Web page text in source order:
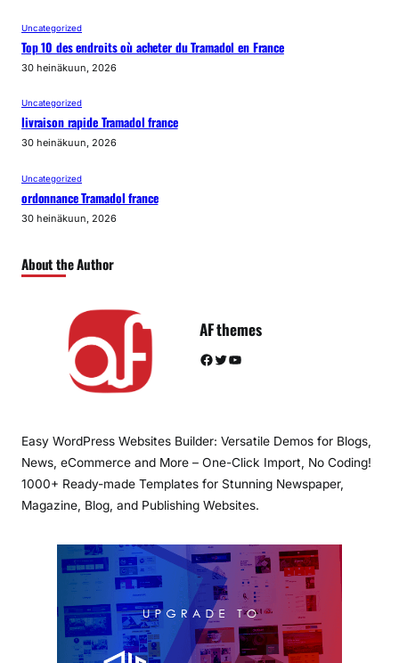
Uncategorized
Top 10 des endroits où acheter du Tramadol en France
30 heinäkuun, 2026
Uncategorized
livraison rapide Tramadol france
30 heinäkuun, 2026
Uncategorized
ordonnance Tramadol france
30 heinäkuun, 2026
About the Author
AF themes
Facebook Twitter YouTube
Easy WordPress Websites Builder: Versatile Demos for Blogs,
News, eCommerce and More – One-Click Import, No Coding!
1000+ Ready-made Templates for Stunning Newspaper,
Magazine, Blog, and Publishing Websites.